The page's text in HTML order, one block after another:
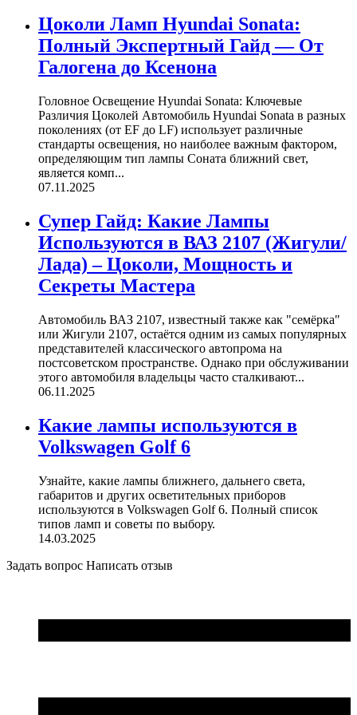
Цоколи Ламп Hyundai Sonata:
Полный Экспертный Гайд — От
Галогена до Ксенона
Головное Освещение Hyundai Sonata: Ключевые
Различия Цоколей Автомобиль Hyundai Sonata в разных
поколениях (от EF до LF) использует различные
стандарты освещения, но наиболее важным фактором,
определяющим тип лампы Соната ближний свет,
является комп...
07.11.2025
Супер Гайд: Какие Лампы
Используются в ВАЗ 2107 (Жигули/
Лада) – Цоколи, Мощность и
Секреты Мастера
Автомобиль ВАЗ 2107, известный также как "семёрка"
или Жигули 2107, остаётся одним из самых популярных
представителей классического автопрома на
постсоветском пространстве. Однако при обслуживании
этого автомобиля владельцы часто сталкивают...
06.11.2025
Какие лампы используются в
Volkswagen Golf 6
Узнайте, какие лампы ближнего, дальнего света,
габаритов и других осветительных приборов
используются в Volkswagen Golf 6. Полный список
типов ламп и советы по выбору.
14.03.2025
Задать вопрос Написать отзыв